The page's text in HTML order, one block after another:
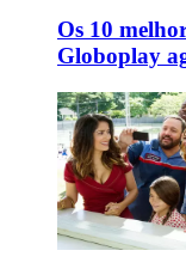
Os 10
Globoplay